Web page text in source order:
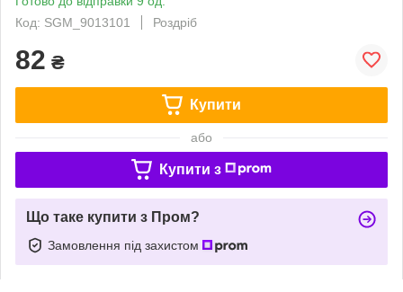
Код: SGM_9013101
Роздріб
82 ₴
Купити
або
Купити з
Що таке купити з Пром?
Замовлення під захистом